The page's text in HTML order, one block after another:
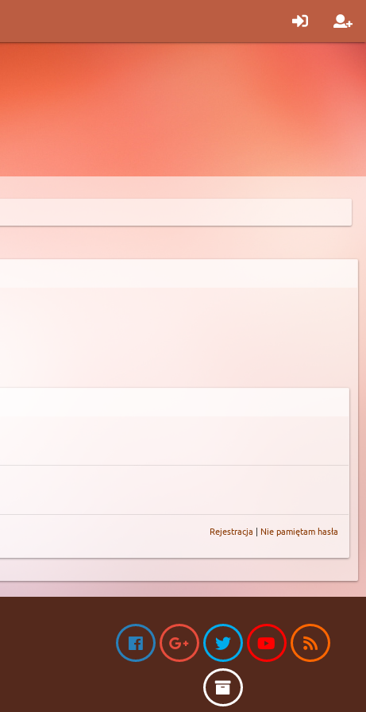
Rejestracja | Nie pamiętam hasła